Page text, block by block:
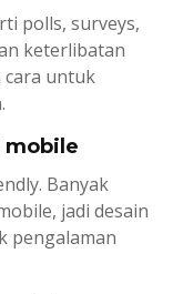
polls, surveys,
keterlibatan
cara untuk
mobile
. Banyak
jadi desain
pengalaman